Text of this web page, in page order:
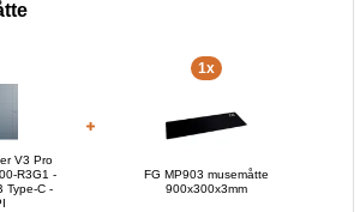
V3 Pro
R3G1 -
Type-C -
1x
FG MP903 musemåtte
900x300x3mm